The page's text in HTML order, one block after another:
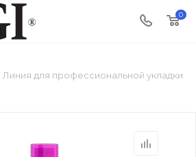
0
для профессиональной укладки